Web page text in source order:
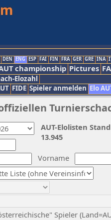
DEN ENG ESP FAI FIN FRA GER GRE INA
championship Pictures
Elozahl
FIDE Spieler anmelden Elo
Vorname
Spieler
AUT-Elolisten
13.945